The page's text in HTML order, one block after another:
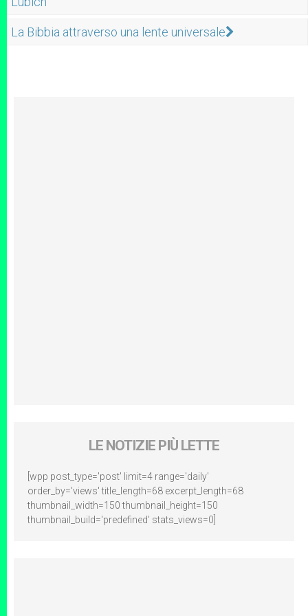
La Bibbia attraverso una lente universale
LE NOTIZIE PIÙ LETTE
[wpp post_type='post' limit=4 range='daily'
order_by='views' title_length=68 excerpt_length=68
thumbnail_width=150 thumbnail_height=150
thumbnail_build='predefined' stats_views=0]